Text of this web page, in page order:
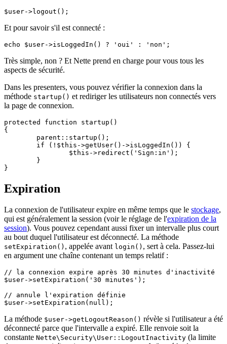
Et pour savoir s'il est connecté :
Très simple, non ? Et Nette prend en charge pour vous tous les
aspects de sécurité.
Dans les presenters, vous pouvez vérifier la connexion dans la
méthode startup() et rediriger les utilisateurs non connectés vers
la page de connexion.
protected function startup()
{
Expiration
La connexion de l'utilisateur expire en même temps que le stockage,
qui est généralement la session (voir le réglage de l'expiration de la
session). Vous pouvez cependant aussi fixer un intervalle plus court
au bout duquel l'utilisateur est déconnecté. La méthode
setExpiration() , appelée avant login() , sert à cela. Passez-lui
en argument une chaîne contenant un temps relatif :
// la connexion expire après 30 minutes d'inactivité
$user->setExpiration('30 minutes');
// annule l'expiration définie
La méthode $user->getLogoutReason() révèle si l'utilisateur a été
déconnecté parce que l'intervalle a expiré. Elle renvoie soit la
constante Nette\Security\User::LogoutInactivity (la limite